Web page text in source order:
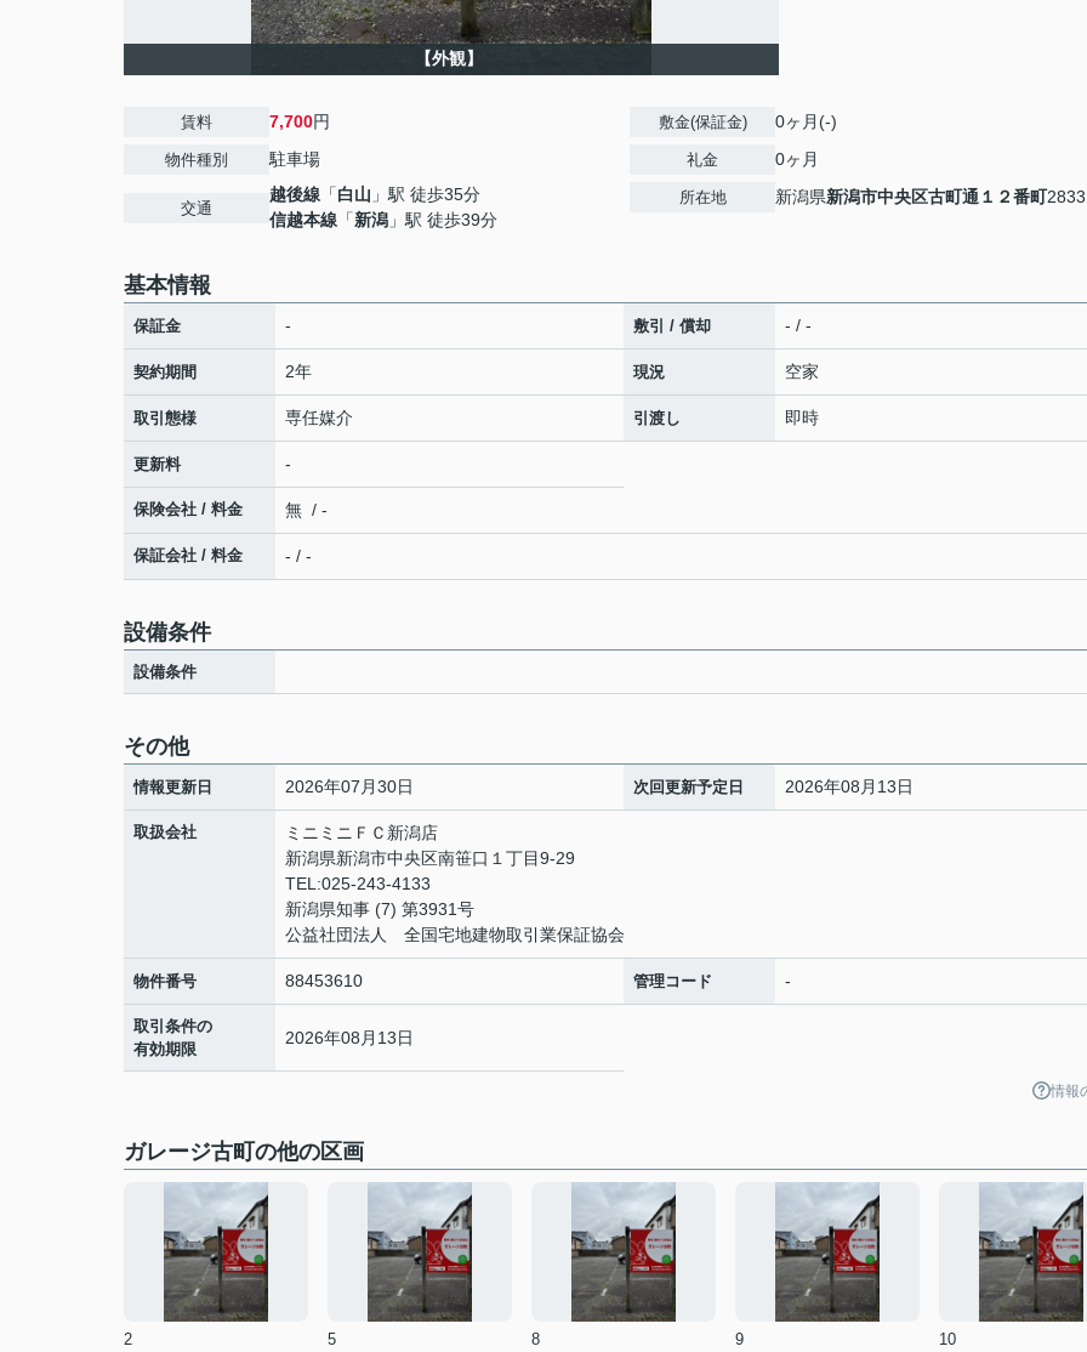
【外観】
賃料 7,700円
物件種別 駐車場
交通
越後線 「白山 」駅 徒歩35分
信越本線 「新潟 」駅 徒歩39分
敷金(保証金) 0ヶ月(-)
礼金 0ヶ月
所在地 新潟県新潟市中央区古町通１２番町2833
基本情報
保証金 - 敷引 / 償却 - / -
契約期間 2年 現況 空家
取引態様 専任媒介 引渡し 即時
更新料 -
保険会社 / 料金 無 / -
保証会社 / 料金 - / -
設備条件
設備条件
その他
情報更新日 2026年07月30日 次回更新予定日 2026年08月13日
取扱会社
ミニミニＦＣ新潟店
新潟県新潟市中央区南笹口１丁目9-29
TEL:025-243-4133
新潟県知事 (7) 第3931号
公益社団法人 全国宅地建物取引業保証協会
物件番号 88453610 管理コード -
取引条件の
有効期限
2026年08月13日
情報
ガレージ古町の他の区画
2
5
8
9
10